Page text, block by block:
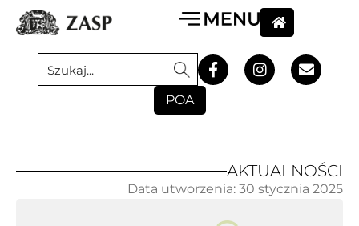
POA
AKTUALNOŚCI
Data utworzenia: 30 stycznia 2025